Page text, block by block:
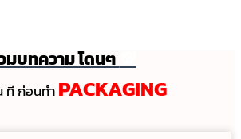
มบทความ โดนๆ
ที ก่อนทํา PACKAGING